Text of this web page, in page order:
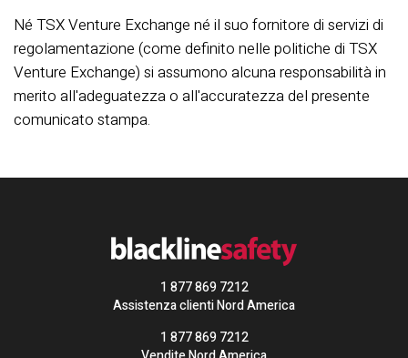
Né TSX Venture Exchange né il suo fornitore di servizi di
regolamentazione (come definito nelle politiche di TSX
Venture Exchange) si assumono alcuna responsabilità in
merito all'adeguatezza o all'accuratezza del presente
comunicato stampa.
1 877 869 7212
Assistenza clienti Nord America
1 877 869 7212